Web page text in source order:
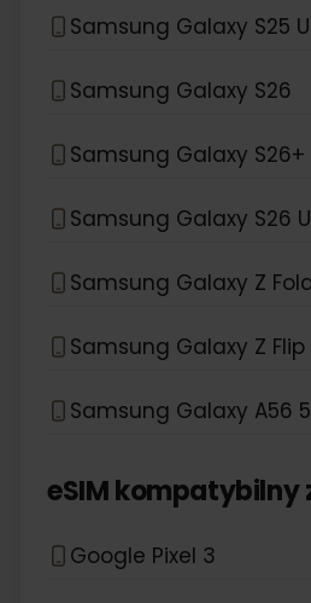
Samsung Galaxy S25
Samsung Galaxy S26
Samsung Galaxy S26+
Samsung Galaxy S26
Samsung Galaxy Z
Samsung Galaxy Z Flip
Samsung Galaxy A56
eSIM kompatybilny
Google Pixel 3